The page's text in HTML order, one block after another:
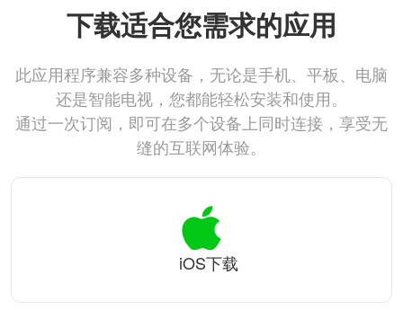
下载适合您需求的应用
此应用程序兼容多种设备，无论是手机、平板、电脑
还是智能电视，您都能轻松安装和使用。
通过一次订阅，即可在多个设备上同时连接，享受无
缝的互联网体验。
iOS下载